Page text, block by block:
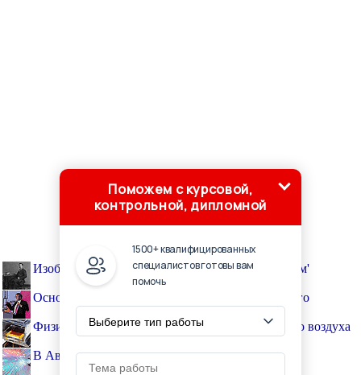
Изобретателя фонографа называли 'волшебником'
Основатель Microsoft представил туалет будущего
Физики MIT научились извлекать воду из сухого воздуха
В Австралии ускорили Интернет в 100 раз
Поможем с курсовой,
контрольной, дипломной
1500+ квалифицированных
специалистов готовы вам
помочь